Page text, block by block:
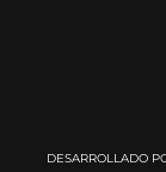
DESARROLLADO